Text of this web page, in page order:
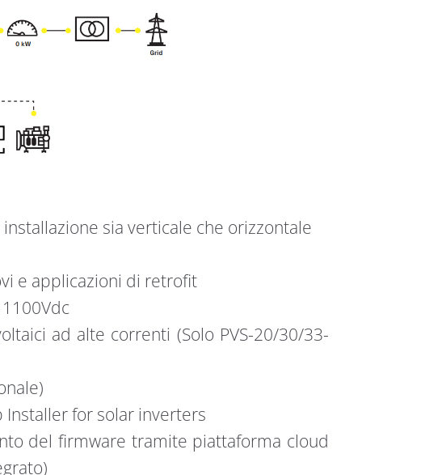
sia verticale che orizzontale
e applicazioni di retrofit
ad alte correnti (Solo PVS-20/30/33-
Installer for solar inverters
del firmware tramite piattaforma cloud